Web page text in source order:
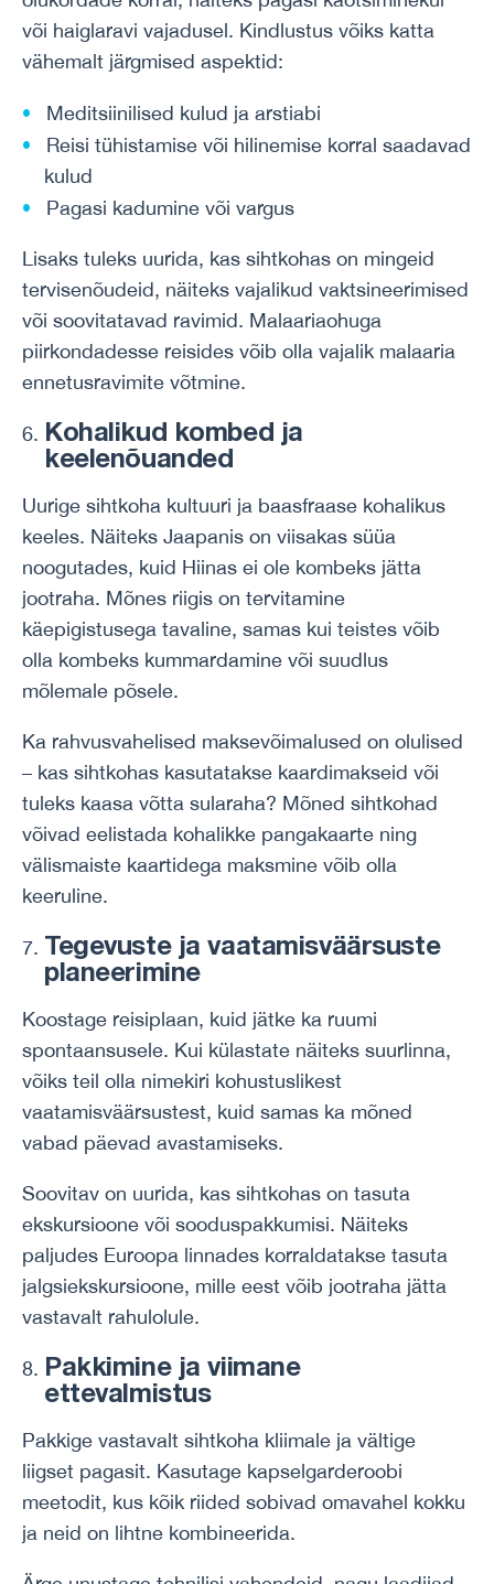
või haiglaravi vajadusel. Kindlustus võiks katta
vähemalt järgmised aspektid:
Meditsiinilised kulud ja arstiabi
Reisi tühistamise või hilinemise korral saadavad
kulud
Pagasi kadumine või vargus
Lisaks tuleks uurida, kas sihtkohas on mingeid
tervisenõudeid, näiteks vajalikud vaktsineerimised
või soovitatavad ravimid. Malaariaohuga
piirkondadesse reisides võib olla vajalik malaaria
ennetusravimite võtmine.
Kohalikud kombed ja
keelenõuanded
Uurige sihtkoha kultuuri ja baasfraase kohalikus
keeles. Näiteks Jaapanis on viisakas süüa
noogutades, kuid Hiinas ei ole kombeks jätta
jootraha. Mõnes riigis on tervitamine
käepigistusega tavaline, samas kui teistes võib
olla kombeks kummardamine või suudlus
mõlemale põsele.
Ka rahvusvahelised maksevõimalused on olulised
– kas sihtkohas kasutatakse kaardimakseid või
tuleks kaasa võtta sularaha? Mõned sihtkohad
võivad eelistada kohalikke pangakaarte ning
välismaiste kaartidega maksmine võib olla
keeruline.
Tegevuste ja vaatamisväärsuste
planeerimine
Koostage reisiplaan, kuid jätke ka ruumi
spontaansusele. Kui külastate näiteks suurlinna,
võiks teil olla nimekiri kohustuslikest
vaatamisväärsustest, kuid samas ka mõned
vabad päevad avastamiseks.
Soovitav on uurida, kas sihtkohas on tasuta
ekskursioone või sooduspakkumisi. Näiteks
paljudes Euroopa linnades korraldatakse tasuta
jalgsiekskursioone, mille eest võib jootraha jätta
vastavalt rahulolule.
Pakkimine ja viimane
ettevalmistus
Pakkige vastavalt sihtkoha kliimale ja vältige
liigset pagasit. Kasutage kapselgarderoobi
meetodit, kus kõik riided sobivad omavahel kokku
ja neid on lihtne kombineerida.